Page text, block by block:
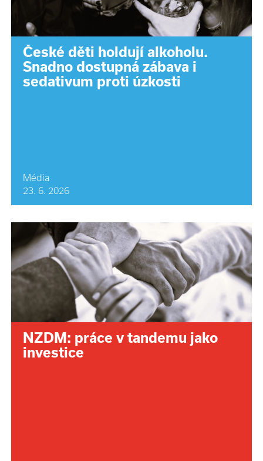
České děti holdují alkoholu.
Snadno dostupná zábava i
sedativum proti úzkosti
Média
23. 6. 2026
NZDM: práce v tandemu jako
investice